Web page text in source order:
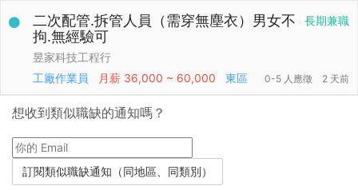
長期兼職
二次配管.拆管人員（需穿無塵衣）男女不
拘.無經驗可
昱家科技工程行
工廠作業員
月薪 36,000 ~ 60,000 東區 0-5 人應徵 2 天前
想收到類似職缺的通知嗎？